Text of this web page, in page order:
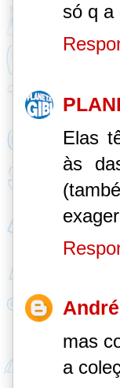
só q a
Elas
às
André
mas
a